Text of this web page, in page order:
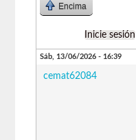
Encima
Inicie sesión
Sáb, 13/06/2026 - 16:39
cemat62084